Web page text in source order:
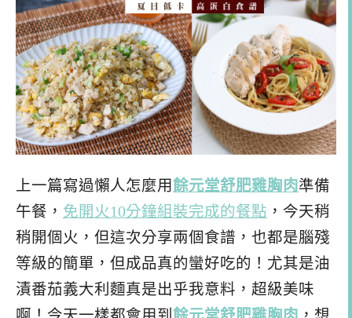
上一篇寫過懶人怎麼用餘元堂舒肥雞胸肉 準備
午餐， 免開火10分鐘組裝完成的餐點 ，今天稍
稍開個火，但這次分享兩個食譜，也都是腦殘
等級的簡單，但成品真的蠻好吃的！尤其是油
漬番茄義大利麵真是出乎我意料，超級美味